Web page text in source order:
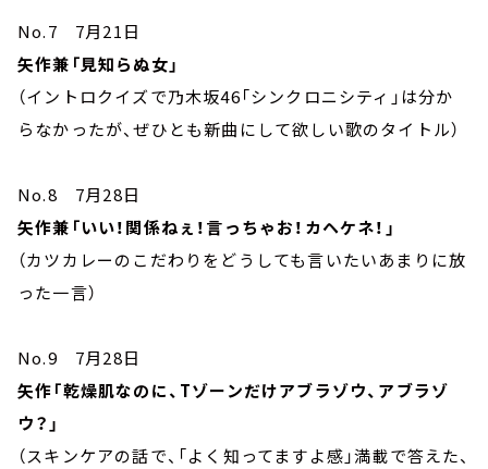
No.7 7月21日
矢作兼「見知らぬ女」
（イントロクイズで乃木坂46「シンクロニシティ」は分か
らなかったが、ぜひとも新曲にして欲しい歌のタイトル）
No.8 7月28日
矢作兼「いい！関係ねぇ！言っちゃお！カヘケネ！」
（カツカレーのこだわりをどうしても言いたいあまりに放
った一言）
No.9 7月28日
矢作「乾燥肌なのに、Tゾーンだけアブラゾウ、アブラゾ
ウ？」
（スキンケアの話で、「よく知ってますよ感」満載で答えた、